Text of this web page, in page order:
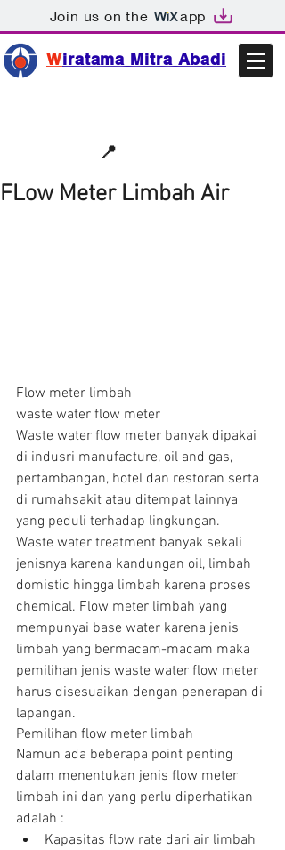
Join us on the app
Wiratama Mitra Abadi
📍
FLow Meter Limbah Air
Flow meter limbah
waste water flow meter
Waste water flow meter banyak dipakai
di indusri manufacture, oil and gas,
pertambangan, hotel dan restoran serta
di rumahsakit atau ditempat lainnya
yang peduli terhadap lingkungan.
Waste water treatment banyak sekali
jenisnya karena kandungan oil, limbah
domistic hingga limbah karena proses
chemical. Flow meter limbah yang
mempunyai base water karena jenis
limbah yang bermacam-macam maka
pemilihan jenis waste water flow meter
harus disesuaikan dengan penerapan di
lapangan.
Pemilihan flow meter limbah
Namun ada beberapa point penting
dalam menentukan jenis flow meter
limbah ini dan yang perlu diperhatikan
adalah :
Kapasitas flow rate dari air limbah